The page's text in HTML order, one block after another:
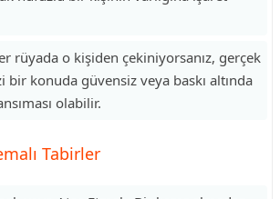
rüyada o kişiden çekiniyorsanız, gerçek
bir konuda güvensiz veya baskı altında
olabilir.
Tabirler